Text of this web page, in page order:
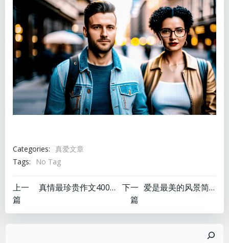
Categories: 真爱文章
Tags:
No Tag
文
章
上一
篇
真情最珍贵作文400字以上文
章
下一
篇
爱是最美的风景简谱